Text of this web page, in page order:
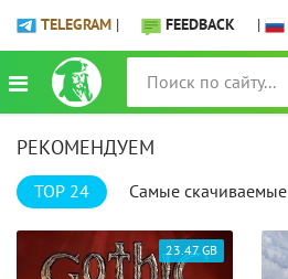
TELEGRAM | FEEDBACK |
РЕКОМЕНДУЕМ
TOP 24 Самые скачиваемые
23.47 GB